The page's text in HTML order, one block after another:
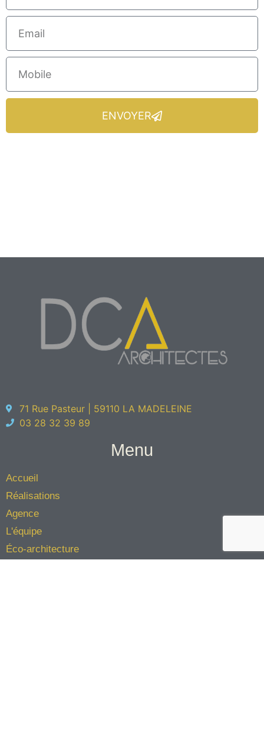
ENVOYER
71 Rue Pasteur | 59110 LA MADELEINE
03 28 32 39 89
Menu
Accueil
Réalisations
Agence
L'équipe
Éco-architecture